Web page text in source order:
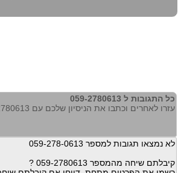
כל התגובות ל 059-2780613
עזרו לאחרים וכתבו את הניסיון שלכם עם 0592780613
לא נמצאו תגובות למספר 059-278-0613
קיבלתם שיחה מהמספר 059-2780613 ?